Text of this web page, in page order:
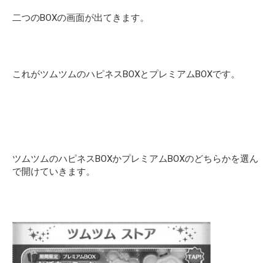
二つのBOXの画面が出てきます。
これがツムツムのハピネスBOXとプレミアムBOXです。
ツムツムのハピネスBOXかプレミアムBOXのどちらかを選ん
で開けていきます。